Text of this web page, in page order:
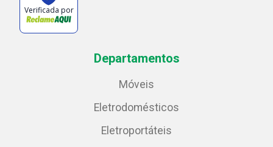
Verificada por
Departamentos
Móveis
Eletrodomésticos
Eletroportáteis